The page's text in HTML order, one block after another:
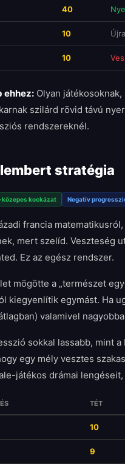
40
10
10
ehhez: Olyan
szilárd rövid távú
rendszereknél.
stratégia
kockázat Negatív
francia
mert szelíd. Veszteség
Ez az egész rendszer.
mögötte a „természet
kiegyenlítik egymást. Ha
valamivel
sokkal lassabb, mint
egy mély vesztes
játékos drámai
TÉT
10
9